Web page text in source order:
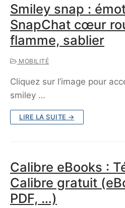
Smiley snap :
SnapChat cœur
flamme, sablier
MOBILITÉ
Cliquez sur l’image pour
smiley …
LIRE LA SUITE →
Calibre eBooks :
Calibre gratuit
PDF, …)